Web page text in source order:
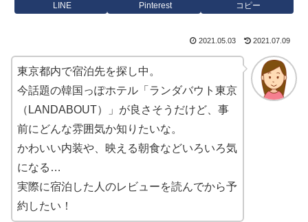
LINE Pinterest コピー
2021.05.03 2021.07.09
東京都内で宿泊先を探し中。
今話題の韓国っぽホテル「ランダバウト東京
（LANDABOUT）」が良さそうだけど、事
前にどんな雰囲気か知りたいな。
かわいい内装や、映える朝食などいろいろ気
になる…
実際に宿泊した人のレビューを読んでから予
約したい！